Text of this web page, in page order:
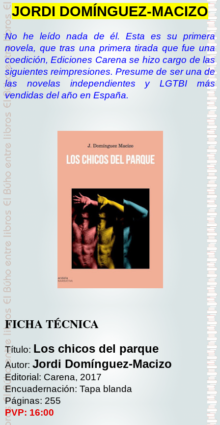
JORDI DOMÍNGUEZ-MACIZO
No he leído nada de él. Esta es su primera
novela, que tras una primera tirada que fue una
coedición, Ediciones Carena se hizo cargo de las
siguientes reimpresiones. Presume de ser una de
las novelas independientes y LGTBI más
vendidas del año en España.
FICHA TÉCNICA
Título: Los chicos del parque
Autor: Jordi Domínguez-Macizo
Editorial: Carena, 2017
Encuadernación: Tapa blanda
Páginas: 255
PVP: 16:00